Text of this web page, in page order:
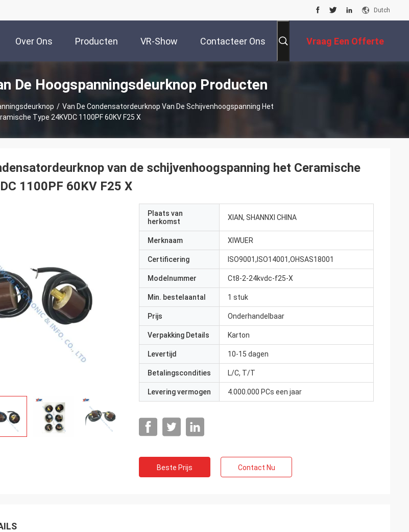
Dutch
Over Ons Producten VR-Show Contacteer Ons Vraag Een Offerte
De Hoogspanningsdeurknop Producten
/ Van De Condensatordeurknop Van De Schijvenhoogspanning Het
Type 24KVDC 1100PF 60KV F25 X
van de schijvenhoogspanning het Ceramische
1100PF 60KV F25 X
Plaats van
herkomst
XIAN, SHANNXI CHINA
Merknaam XIWUER
Certificering ISO9001,ISO14001,OHSAS18001
Modelnummer Ct8-2-24kvdc-f25-X
Min. bestelaantal 1 stuk
Prijs Onderhandelbaar
Verpakking Details Karton
Levertijd 10-15 dagen
Betalingscondities L/C, T/T
Levering vermogen 4.000.000 PCs een jaar
Beste Prijs Contact Nu